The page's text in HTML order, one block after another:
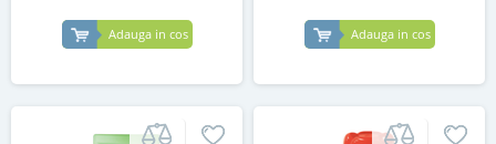
Adauga in cos Adauga in cos